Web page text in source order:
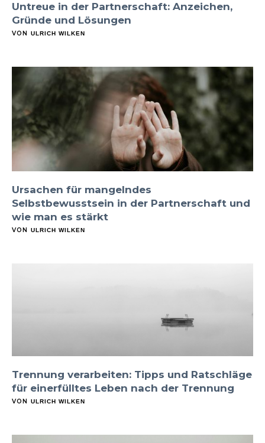
Untreue in der Partnerschaft: Anzeichen,
Gründe und Lösungen
VON ULRICH WILKEN
Ursachen für mangelndes
Selbstbewusstsein in der Partnerschaft und
wie man es stärkt
VON ULRICH WILKEN
Trennung verarbeiten: Tipps und Ratschläge
für einerfülltes Leben nach der Trennung
VON ULRICH WILKEN